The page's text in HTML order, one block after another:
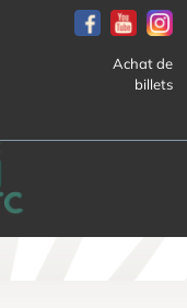
Achat de
billets